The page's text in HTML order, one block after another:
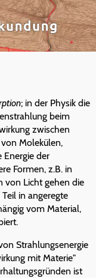
; in der Physik die
beim
zwischen
Molekülen,
Energie der
Formen, z.B. in
von Licht gehen die
in angeregte
vom Material,
Strahlungsenergie
mit Materie"
ist